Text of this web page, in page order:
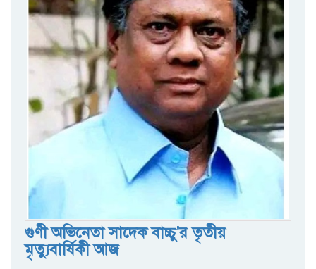
গুণী অভিনেতা সাদেক বাচ্চু'র তৃতীয়
মৃত্যুবার্ষিকী আজ